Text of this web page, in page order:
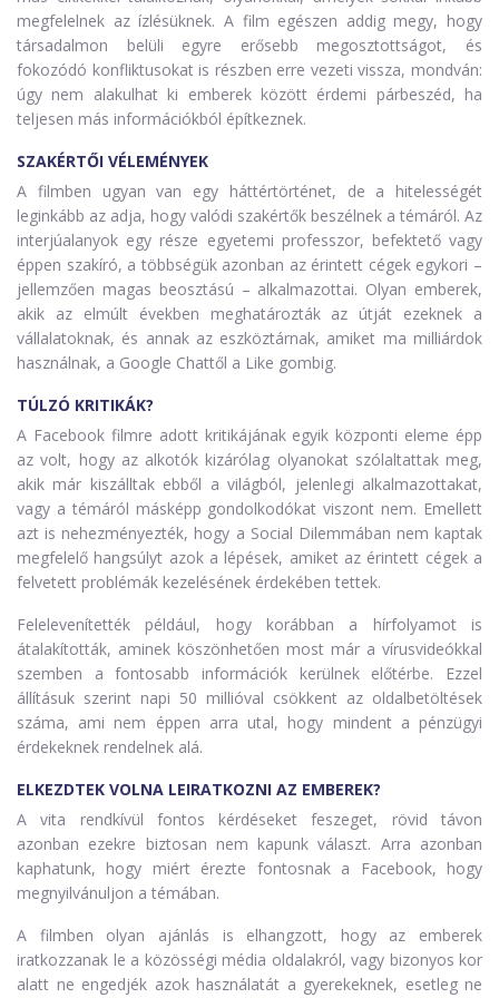
megfelelnek az ízlésüknek. A film egészen addig megy, hogy
társadalmon belüli egyre erősebb megosztottságot, és
fokozódó konfliktusokat is részben erre vezeti vissza, mondván:
úgy nem alakulhat ki emberek között érdemi párbeszéd, ha
teljesen más információkból építkeznek.
SZAKÉRTŐI VÉLEMÉNYEK
A filmben ugyan van egy háttértörténet, de a hitelességét
leginkább az adja, hogy valódi szakértők beszélnek a témáról. Az
interjúalanyok egy része egyetemi professzor, befektető vagy
éppen szakíró, a többségük azonban az érintett cégek egykori –
jellemzően magas beosztású – alkalmazottai. Olyan emberek,
akik az elmúlt években meghatározták az útját ezeknek a
vállalatoknak, és annak az eszköztárnak, amiket ma milliárdok
használnak, a Google Chattől a Like gombig.
TÚLZÓ KRITIKÁK?
A Facebook filmre adott kritikájának egyik központi eleme épp
az volt, hogy az alkotók kizárólag olyanokat szólaltattak meg,
akik már kiszálltak ebből a világból, jelenlegi alkalmazottakat,
vagy a témáról másképp gondolkodókat viszont nem. Emellett
azt is nehezményezték, hogy a Social Dilemmában nem kaptak
megfelelő hangsúlyt azok a lépések, amiket az érintett cégek a
felvetett problémák kezelésének érdekében tettek.
Felelevenítették például, hogy korábban a hírfolyamot is
átalakították, aminek köszönhetően most már a vírusvideókkal
szemben a fontosabb információk kerülnek előtérbe. Ezzel
állításuk szerint napi 50 millióval csökkent az oldalbetöltések
száma, ami nem éppen arra utal, hogy mindent a pénzügyi
érdekeknek rendelnek alá.
ELKEZDTEK VOLNA LEIRATKOZNI AZ EMBEREK?
A vita rendkívül fontos kérdéseket feszeget, rövid távon
azonban ezekre biztosan nem kapunk választ. Arra azonban
kaphatunk, hogy miért érezte fontosnak a Facebook, hogy
megnyilvánuljon a témában.
A filmben olyan ajánlás is elhangzott, hogy az emberek
iratkozzanak le a közösségi média oldalakról, vagy bizonyos kor
alatt ne engedjék azok használatát a gyerekeknek, esetleg ne